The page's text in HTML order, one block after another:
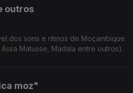
outros
dos sons e ritmos de Moçambique
Matusse, Madala entre outros).
moz"